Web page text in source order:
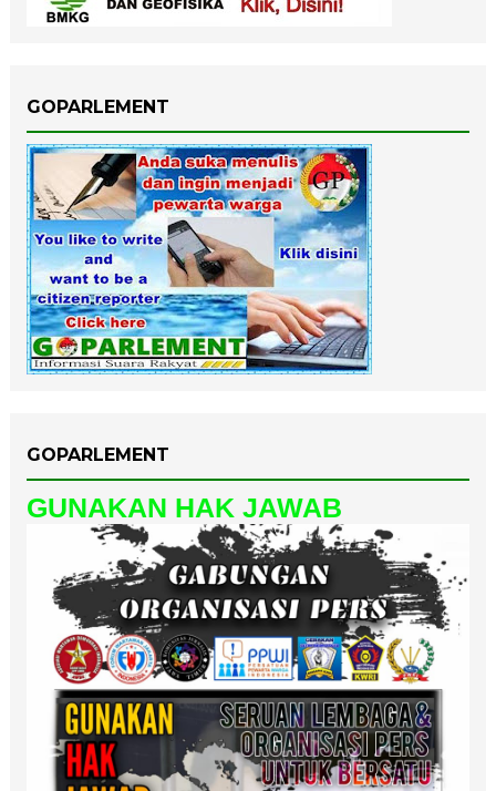
GOPARLEMENT
GOPARLEMENT
GUNAKAN HAK JAWAB